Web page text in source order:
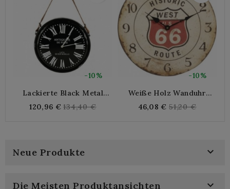
-10%
Lackierte Black Metal
Paris" Ø46 Cm | Vintage
120,96 € Regular
134,40 €
-10%
Weiße Holz Wanduhr
Amerikanische Vintage-
46,08 € Regular
51,20 €
Neue Produkte 
Die Meisten Produktansichten 